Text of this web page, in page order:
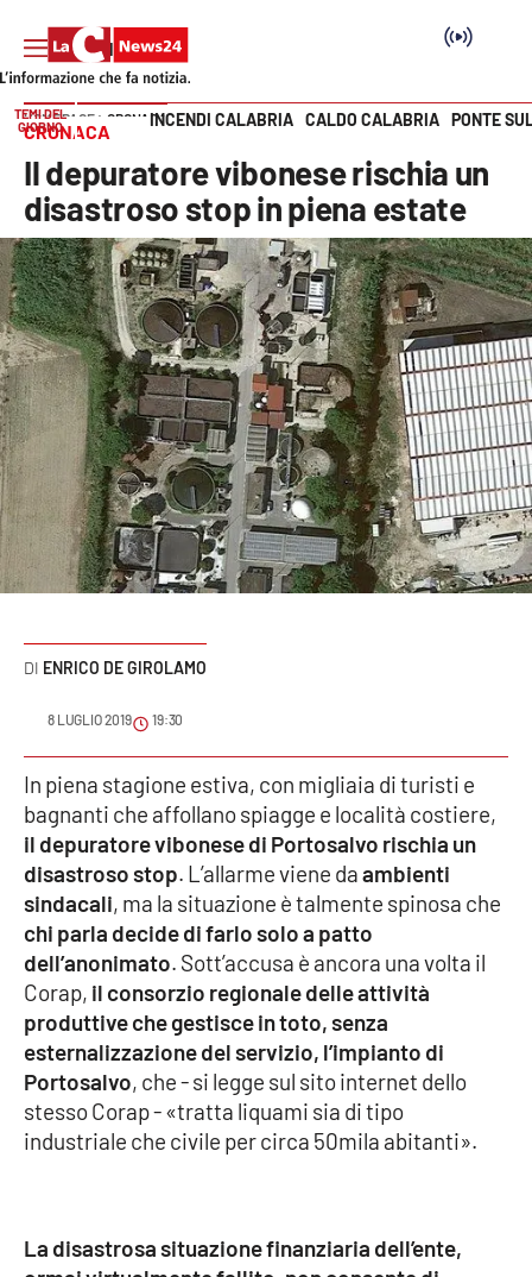
SEZIONI
Cronaca
Politica
Attualità
Economia e lavoro
Italia Mondo
Sanità
Cultura
Podcast
Meteo
Editoriali
VIDEO
Ambiente
Cronaca
Cultura
Politica
Vai
TEMI DEL
GIORNO
INCENDI CALABRIA CALDO CALABRIA PONTE
HOME PAGE CRONACA
CRONACA
Il depuratore vibonese rischia un
disastroso stop in piena estate
ENRICO DE GIROLAMO
8 LUGLIO 2019 19:30
In piena stagione estiva, con migliaia di turisti e
bagnanti che affollano spiagge e località costiere,
il depuratore vibonese di Portosalvo rischia un
disastroso stop. L’allarme viene daambienti
sindacali, ma la situazione è talmente spinosa che
chi parla decide di farlo solo a patto
dell’anonimato. Sott’accusa è ancora una volta il
Corap, il consorzio regionale delle attività
produttive che gestisce in toto, senza
esternalizzazione del servizio, l’impianto di
Portosalvo, che - si legge sul sito internet dello
stesso Corap - «tratta liquami sia di tipo
industriale che civile per circa 50mila abitanti».
La disastrosa situazione finanziaria dell’ente,